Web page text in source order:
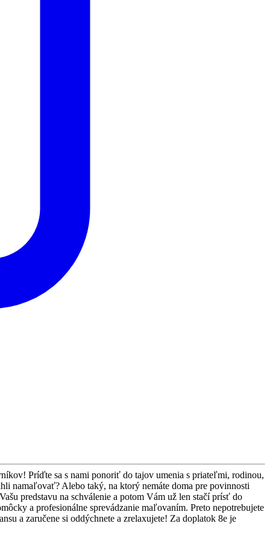
Príďte sa s nami ponoriť do tajov umenia s priateľmi, rodinou,
namaľovať? Alebo taký, na ktorý nemáte doma pre povinnosti
predstavu na schválenie a potom Vám už len stačí prísť do
a profesionálne sprevádzanie maľovaním. Preto nepotrebujete
a zaručene si oddýchnete a zrelaxujete! Za doplatok 8e je